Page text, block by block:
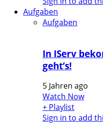
Aufgaben
Aufgaben
In IServ
geht’s!
5 Jahren ago
Watch Now
+ Playlist
Sign in to add